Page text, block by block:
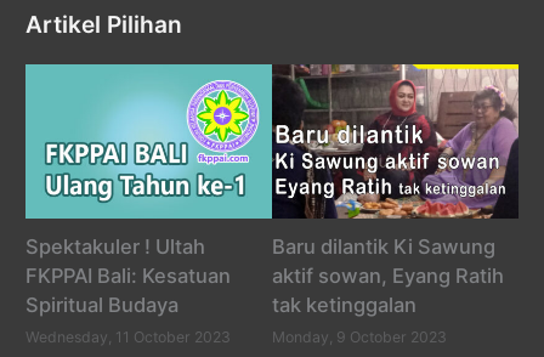
Artikel Pilihan
Spektakuler ! Ultah
FKPPAI Bali: Kesatuan
Spiritual Budaya
Wednesday, 11 October 2023
Baru dilantik Ki Sawung
aktif sowan, Eyang Ratih
tak ketinggalan
Monday, 9 October 2023